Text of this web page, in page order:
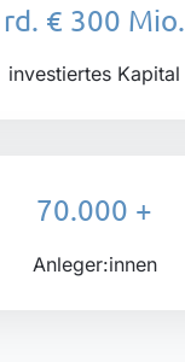
rd. € 300 Mio.
investiertes Kapital
70.000 +
Anleger:innen